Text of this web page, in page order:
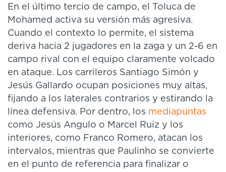
En el último tercio de campo, el Toluca de
Mohamed activa su versión más agresiva.
Cuando el contexto lo permite, el sistema
deriva hacia 2 jugadores en la zaga y un 2-6 en
campo rival con el equipo claramente volcado
en ataque. Los carrileros Santiago Simón y
Jesús Gallardo ocupan posiciones muy altas,
fijando a los laterales contrarios y estirando la
línea defensiva. Por dentro, los mediapuntas
como Jesús Angulo o Marcel Ruiz y los
interiores, como Franco Romero, atacan los
intervalos, mientras que Paulinho se convierte
en el punto de referencia para finalizar o